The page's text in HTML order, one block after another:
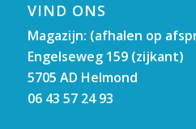
VIND ONS
Magazijn: (afhalen op
Engelseweg 159 (zijkant)
5705 AD Helmond
06 43 57 24 93